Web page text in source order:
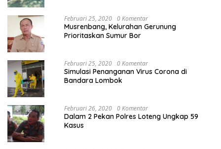
Februari 25, 2020 0 Komentar
Musrenbang, Kelurahan Gerunung
Prioritaskan Sumur Bor
Februari 25, 2020 0 Komentar
Simulasi Penanganan Virus Corona di
Bandara Lombok
Februari 26, 2020 0 Komentar
Dalam 2 Pekan Polres Loteng Ungkap 59
Kasus